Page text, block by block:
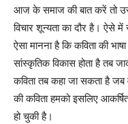
आज के समाज की बात करें तो
विचार शून्यता का दौर है। ऐसे
ऐसा मानना है कि कविता की
सांस्कृतिक विकास होता है तब
कविता तब कहा जा सकता है
की कविता हमको इसलिए
हो चुकी है।